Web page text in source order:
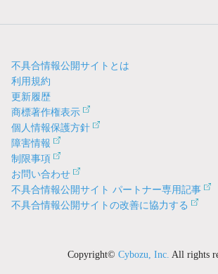
不具合情報公開サイトとは
利用規約
更新履歴
商標著作権表示
個人情報保護方針
障害情報
制限事項
お問い合わせ
不具合情報公開サイト パートナー専用記事
不具合情報公開サイトの改善に協力する
Copyright© Cybozu, Inc. All rights